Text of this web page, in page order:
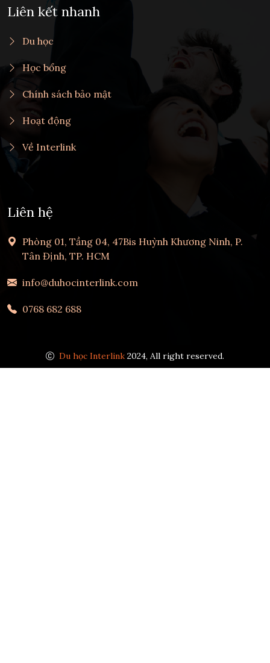
Liên kết nhanh
Du học
Học bổng
Chính sách bảo mật
Hoạt động
Về Interlink
Liên hệ
Phòng 01, Tầng 04, 47Bis Huỳnh Khương Ninh, P.
Tân Định, TP. HCM
info@duhocinterlink.com
0768 682 688
Du học Interlink 2024, All right reserved.